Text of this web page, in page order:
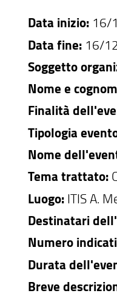
Data inizio: 16/
Data fine: 16/
Soggetto
Nome e
Finalità
Tipologia
Nome
Tema trattato:
Luogo: ITIS A.
Destinatari
Numero
Durata
Breve